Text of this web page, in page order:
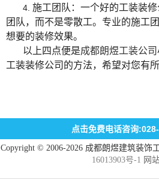
4. 施工团队：一个好的工装装
团队，而不是零散工。专业的施工
想要的装修效果。
以上四点便是成都朗煜工装公司
工装装修公司的方法，希望对您有所
点击免费电话咨询
Copyright © 2006-2026 成都朗煜建筑装饰
16013903号-1 网